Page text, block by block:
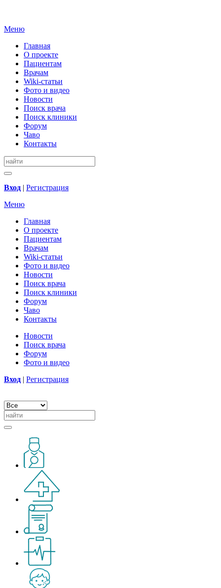
Меню
Главная
О проекте
Пациентам
Врачам
Wiki-статьи
Фото и видео
Новости
Поиск врача
Поиск клиники
Форум
Чаво
Контакты
Вход | Регистрация
Меню
Главная
О проекте
Пациентам
Врачам
Wiki-статьи
Фото и видео
Новости
Поиск врача
Поиск клиники
Форум
Чаво
Контакты
Новости
Поиск врача
Форум
Фото и видео
Вход | Регистрация